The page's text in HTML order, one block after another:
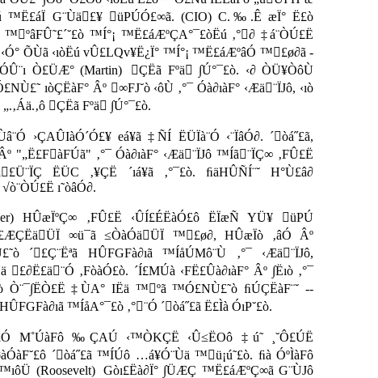
™Ë£áÏ G¨Ùä£¥ üPÚÓ£∞ã. (CIO) C.‰.Ê æÏ° Ë£ò
™Í°¡ ™Ë£áÆºÇA°¯£òËú ‚°∂ ‡á¨ÒÚ£Ë
ÕÙã ‹ıòËú vÛ£LQv¥Ë¿Ï° ™Í°¡ ™Ë£áÆºâÓ ™£ø∂ã -
Ò£ÜÆ° (Martin)
ÇËã Fºä ∫Ú°¯£ò. ‹∂ ÒÜ¥ÒôÙ
ıòÇËàF° Âº ∞FJ˘ò ‹ôÙ ‚°¯ Óà∂ıàF° ‹Æä¨ÏJô, ‹ıò
„.‚Áä.‚ô ÇËã Fºä ∫Ú°¯£ò.
›ÇAÛIàÓ´Ó£¥ eá¥ã ‡ÑÍ ËÜÏà¨Ó ‹¨ÏâÓ∂. ´òá˝£ã,
"„Ë£FàFÚã" ‚°¯ Óà∂ıàF° ‹Æä¨ÏJô ™Íã¨ÏÇ∞ ‚FÛ£Ë
ËÜC ‚¥ÇË ´ıá¥ã ‚°¯£ò. ﬁäHÛÑÍ¨˘ H°Ù£â∂
ı˜òâÓ∂.
HÛæÏºÇ∞ ‚FÛ£Ë ‹ÛÍ£ÉËàÓ£ô ËÏæÑ YÜ¥ üPÚ
∞ü¯ã ≤ÒàÓäÜÏ ™£ø∂, HÛæÏò ‚âÓ Âº
´£Ç¨Ëªã HÛFGFà∂ıã ™ÍåÚMô¨Ù ‚°¯ ‹Æä¨ÏJô,
£∂Ë£ä¨Ó ‚FòàÓ£ò. ´Í£MÚà ‹FË£Ûà∂ıàF° Âº ∫Ëıò ‚°¯
Ò¨¯∫ËÒ£Ë ‡ÙA° IËä ™ºã ™Ó£NÙ£˜ò ﬁÚÇËàF¨˘ --
™ÍåA°¯£ò ‚°¨Ó ´òá˝£ã Ë£Ìà ÓıP˘£ò.
M˚ÚàFô ‰ÇAÚ ‹™ÒKÇË ‹Û≤ËOô ‡ú˜ ¸˘Ô£ÚË
´òá˝£ã ™ÍÚô …á¥Ó¨Ùä ™ü¡ú˜£ò. ﬁà ÓºÌàFô
(Roosevelt)
Gòı£Ëà∂Ï° ∫ÜÆÇ ™Ë£áÆºÇ∞ã G¨ÙJô